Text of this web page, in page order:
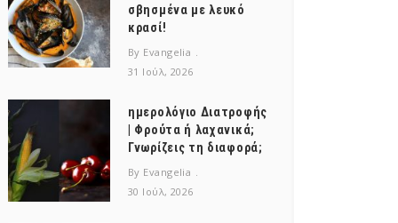
σβησμένα με λευκό
κρασί!
By Evangelia
31 Ιούλ, 2026
ημερολόγιο Διατροφής
| Φρούτα ή λαχανικά;
Γνωρίζεις τη διαφορά;
By Evangelia
30 Ιούλ, 2026